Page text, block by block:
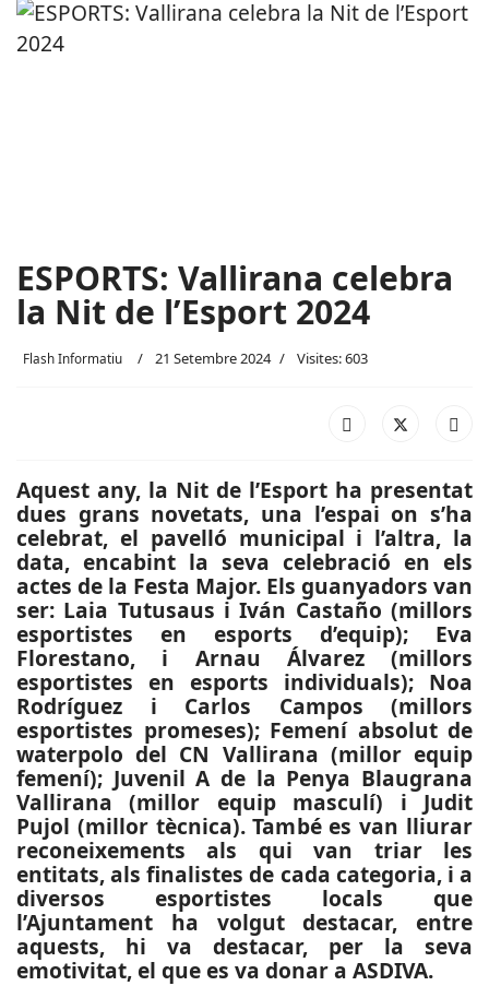
ESPORTS: Vallirana celebra
la Nit de l’Esport 2024
Flash Informatiu 21 Setembre 2024 Visites: 603
Aquest any, la Nit de l’Esport ha presentat
dues grans novetats, una l’espai on s’ha
celebrat, el pavelló municipal i l’altra, la
data, encabint la seva celebració en els
actes de la Festa Major. Els guanyadors van
ser: Laia Tutusaus i Iván Castaño (millors
esportistes en esports d’equip); Eva
Florestano, i Arnau Álvarez (millors
esportistes en esports individuals); Noa
Rodríguez i Carlos Campos (millors
esportistes promeses); Femení absolut de
waterpolo del CN Vallirana (millor equip
femení); Juvenil A de la Penya Blaugrana
Vallirana (millor equip masculí) i Judit
Pujol (millor tècnica). També es van lliurar
reconeixements als qui van triar les
entitats, als finalistes de cada categoria, i a
diversos esportistes locals que
l’Ajuntament ha volgut destacar, entre
aquests, hi va destacar, per la seva
emotivitat, el que es va donar a ASDIVA.